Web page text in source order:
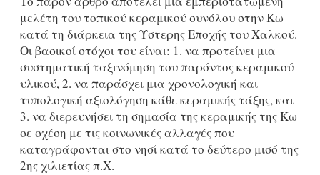
μελέτη του τοπικού κεραμικού συνόλου στην Κω
κατά τη διάρκεια της Ύστερης Εποχής του Χαλκού.
Οι βασικοί στόχοι του είναι: 1. να προτείνει μια
συστηματική ταξινόμηση του παρόντος κεραμικού
υλικού, 2. να παράσχει μια χρονολογική και
τυπολογική αξιολόγηση κάθε κεραμικής τάξης, και
3. να διερευνήσει τη σημασία της κεραμικής της Κω
σε σχέση με τις κοινωνικές αλλαγές που
καταγράφονται στο νησί κατά το δεύτερο μισό της
2ης χιλιετίας π.Χ.